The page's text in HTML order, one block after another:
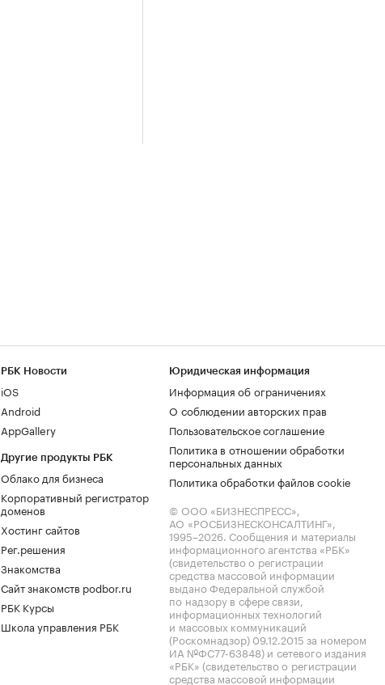
РБК Новости
iOS
Android
AppGallery
Другие продукты РБК
Облако для бизнеса
Корпоративный регистратор
доменов
Хостинг сайтов
Рег.решения
Знакомства
Сайт знакомств podbor.ru
РБК Курсы
Школа управления РБК
Юридическая информация
Информация об ограничениях
О соблюдении авторских прав
Пользовательское соглашение
Политика в отношении обработки
персональных данных
Политика обработки файлов cookie
© ООО «БИЗНЕСПРЕСС»,
АО «РОСБИЗНЕСКОНСАЛТИНГ»,
1995–2026. Сообщения и материалы
информационного агентства «РБК»
(свидетельство о регистрации
средства массовой информации
выдано Федеральной службой
по надзору в сфере связи,
информационных технологий
и массовых коммуникаций
(Роскомнадзор) 09.12.2015 за номером
ИА №ФС77-63848) и сетевого издания
«РБК» (свидетельство о регистрации
средства массовой информации